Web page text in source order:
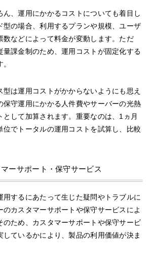
ん、運用にかかるコストについても着目し
型の場合、利用するプランや規模、ユーザ
数などによって料金が変動します。ただ
量課金制のため、運用コストが固定化する
型は運用コストがかからないようにも思え
保守運用にかかる人件費やサーバーの光熱
として加算されます。重要なのは、1ヵ月
位でトータルの運用コストを試算し、比較
ーサポート・保守サービス
用するにあたって生じた疑問やトラブルに
のカスタマーサポートや保守サービスによ
のため、カスタマーサポートや保守サービ
しているかにより、製品の利用価値が決ま